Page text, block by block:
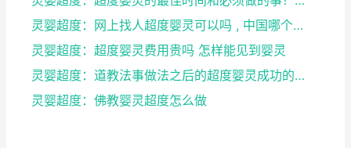
灵婴超度：网上找人超度婴灵可以吗 , 中国哪个寺庙...
灵婴超度：超度婴灵费用贵吗 怎样能见到婴灵
灵婴超度：道教法事做法之后的超度婴灵成功的征兆
灵婴超度：佛教婴灵超度怎么做